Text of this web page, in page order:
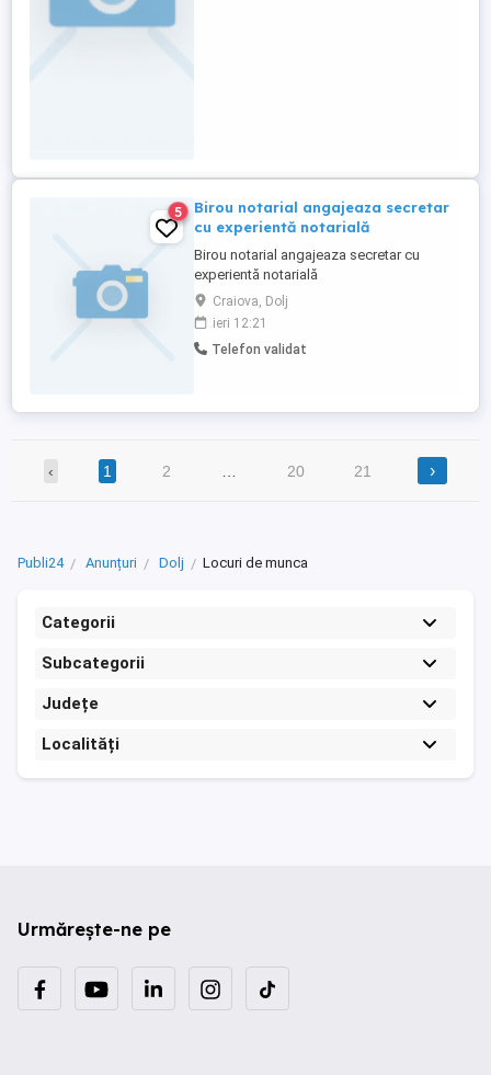
5
Birou notarial angajeaza secretar
cu experientă notarială
Birou notarial angajeaza secretar cu
experientă notarială
Craiova, Dolj
ieri 12:21
Telefon validat
‹ 1 2 20 21 ›
Publi24 Anunțuri Dolj Locuri de munca
Categorii
Subcategorii
Județe
Localități
Urmărește-ne pe